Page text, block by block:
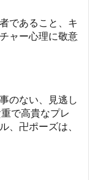
であること、キ
ャー心理に敬意
のない、見逃し
で高貴なプレ
、卍ポーズは、